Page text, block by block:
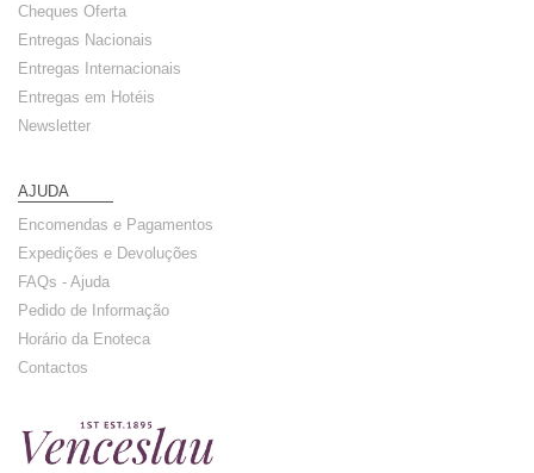
Cheques Oferta
Entregas Nacionais
Entregas Internacionais
Entregas em Hotéis
Newsletter
AJUDA
Encomendas e Pagamentos
Expedições e Devoluções
FAQs - Ajuda
Pedido de Informação
Horário da Enoteca
Contactos